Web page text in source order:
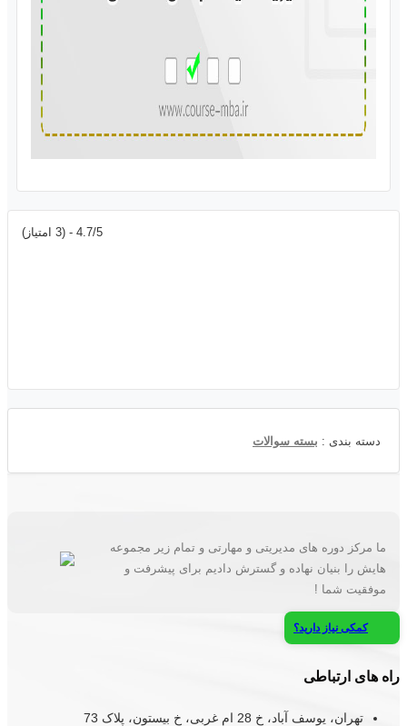
4.7/5 - (3 امتیاز)
دسته بندی : بسته سوالات
ما مرکز دوره های مدیریتی و مهارتی و تمام زیر مجموعه
هایش را بنیان نهاده و گسترش دادیم برای پیشرفت و
موفقیت شما !
کمکی نیاز دارید؟
راه های ارتباطی
تهران، یوسف آباد، خ 28 ام غربی، خ بیستون، پلاک 73